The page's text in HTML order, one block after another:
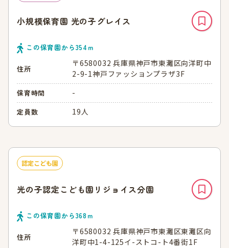
小規模保育園 光の子グレイス
この保育園から354 ｍ
住所
〒6580032 兵庫県神戸市東灘区向洋町中
2-9-1神戸ファッションプラザ3F
保育時間 -
定員数 19人
認定こども園
光の子認定こども園リジョイス分園
この保育園から368ｍ
住所
〒6580032 兵庫県神戸市東灘区東灘区向
洋町中1-4-125イ-ストコ-ト4番街1F